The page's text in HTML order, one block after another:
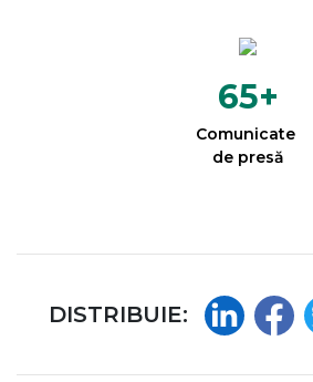
65+
Comunicate
de presă
DISTRIBUIE: Linkedin